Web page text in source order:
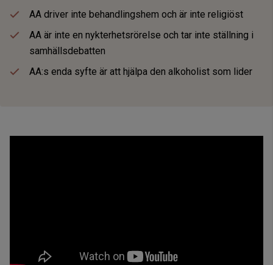
AA driver inte behandlingshem och är inte religiöst
AA är inte en nykterhetsrörelse och tar inte ställning i
samhällsdebatten
AA:s enda syfte är att hjälpa den alkoholist som lider